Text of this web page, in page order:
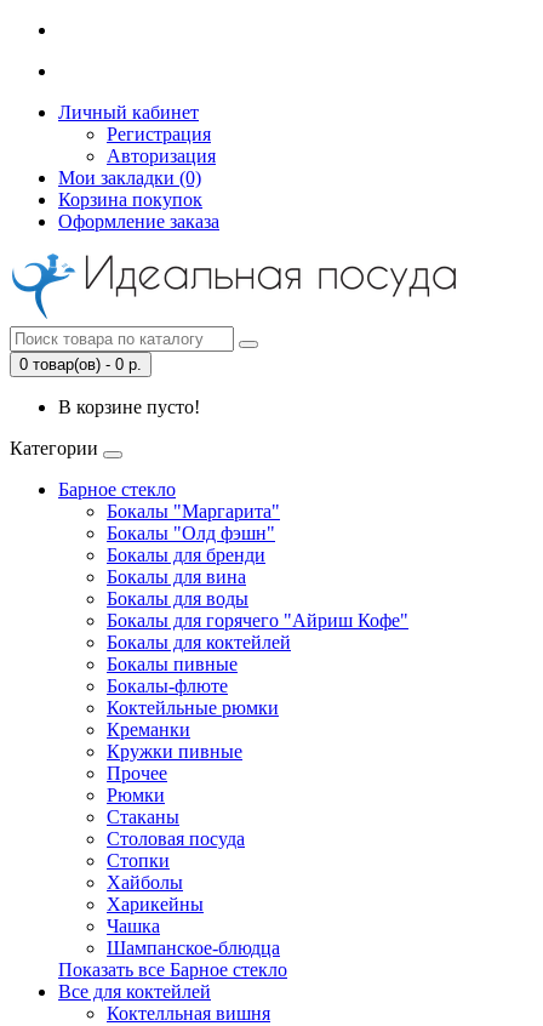
Личный кабинет
Регистрация
Авторизация
Мои закладки (0)
Корзина покупок
Оформление заказа
0 товар(ов) - 0 р.
В корзине пусто!
Категории
Барное стекло
Бокалы "Маргарита"
Бокалы "Олд фэшн"
Бокалы для бренди
Бокалы для вина
Бокалы для воды
Бокалы для горячего "Айриш Кофе"
Бокалы для коктейлей
Бокалы пивные
Бокалы-флюте
Коктейльные рюмки
Креманки
Кружки пивные
Прочее
Рюмки
Стаканы
Столовая посуда
Стопки
Хайболы
Харикейны
Чашка
Шампанское-блюдца
Показать все Барное стекло
Все для коктейлей
Коктелльная вишня